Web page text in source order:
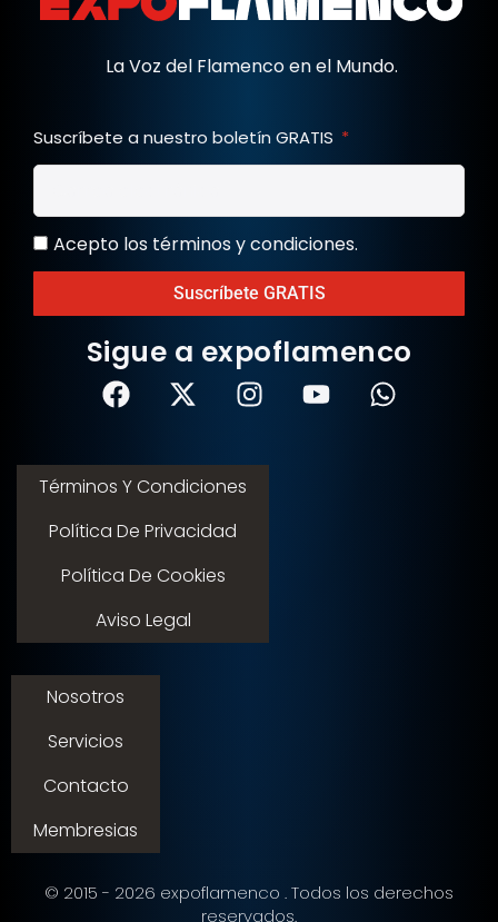
La Voz del Flamenco en el Mundo.
Suscríbete a nuestro boletín GRATIS
Acepto los términos y condiciones.
Suscríbete GRATIS
Sigue a expoflamenco
Términos Y Condiciones
Política De Privacidad
Política De Cookies
Aviso Legal
Nosotros
Servicios
Contacto
Membresias
© 2015 - 2026 expoflamenco . Todos los derechos
reservados.